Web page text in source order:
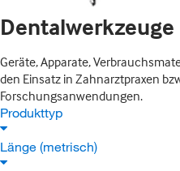
Geräte, Apparate,
den Einsatz in Zahnarztpraxen
Forschungsanwendungen.
Produkttyp
Länge (metrisch)